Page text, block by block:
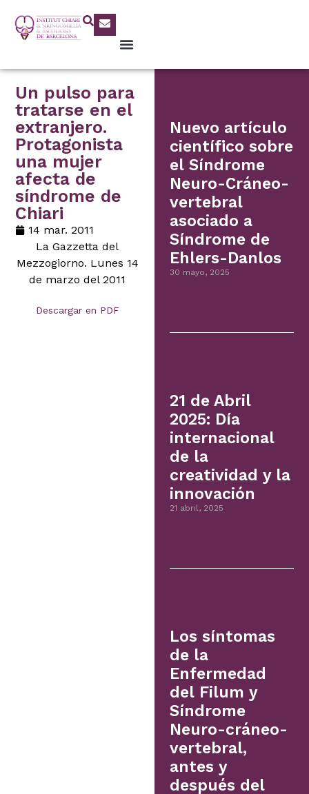
Un pulso para
tratarse en el
extranjero.
Protagonista
una mujer
afecta de
síndrome de
Chiari
14 mar. 2011
La Gazzetta del
Mezzogiorno. Lunes 14
de marzo del 2011
Descargar en PDF
Nuevo artículo
científico sobre
el Síndrome
Neuro-Cráneo-
vertebral
asociado a
Síndrome de
Ehlers-Danlos
30 mayo, 2025
21 de Abril
2025: Día
internacional
de la
creatividad y la
innovación
21 abril, 2025
Los síntomas
de la
Enfermedad
del Filum y
Síndrome
Neuro-cráneo-
vertebral,
antes y
después del